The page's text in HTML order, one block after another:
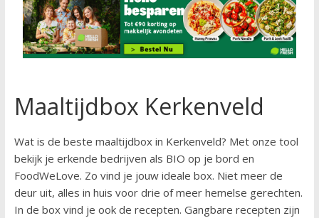
Maaltijdbox Kerkenveld
Wat is de beste maaltijdbox in Kerkenveld? Met onze tool
bekijk je erkende bedrijven als BIO op je bord en
FoodWeLove. Zo vind je jouw ideale box. Niet meer de
deur uit, alles in huis voor drie of meer hemelse gerechten.
In de box vind je ook de recepten. Gangbare recepten zijn